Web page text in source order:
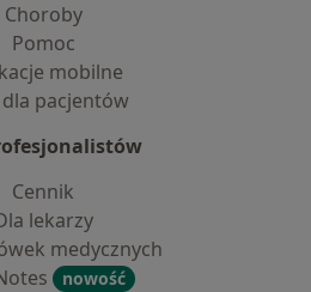
Choroby
Pomoc
mobilne
pacjentów
Cennik
lekarzy
medycznych
nowość